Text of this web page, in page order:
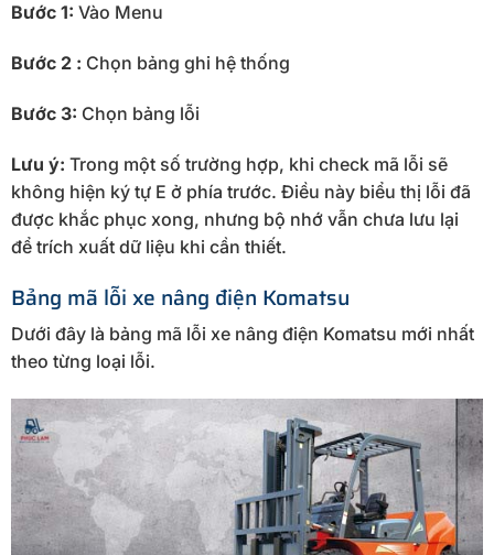
Bước 1: Vào Menu
Bước 2 : Chọn bảng ghi hệ thống
Bước 3: Chọn bảng lỗi
Lưu ý: Trong một số trường hợp, khi check mã lỗi sẽ
không hiện ký tự E ở phía trước. Điều này biểu thị lỗi đã
được khắc phục xong, nhưng bộ nhớ vẫn chưa lưu lại
để trích xuất dữ liệu khi cần thiết.
Bảng mã lỗi xe nâng điện Komatsu
Dưới đây là bảng mã lỗi xe nâng điện Komatsu mới nhất
theo từng loại lỗi.